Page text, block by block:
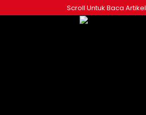
to
Scroll Untuk Baca Artikel